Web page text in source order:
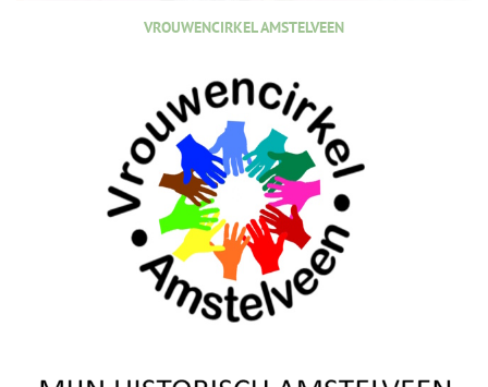
VROUWENCIRKEL AMSTELVEEN